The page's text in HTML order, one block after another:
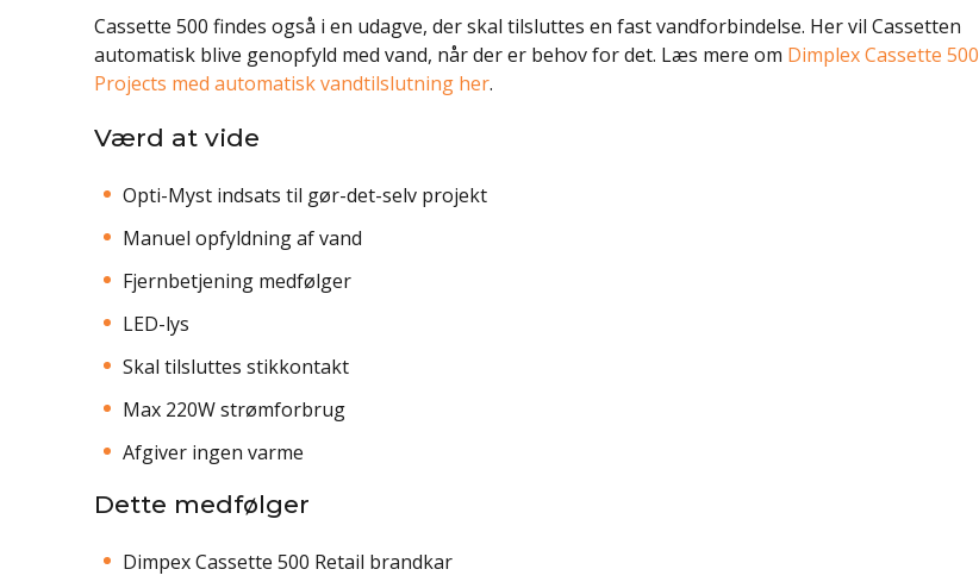
Cassette 500 findes også i en udagve, der skal tilsluttes en fast vandforbindelse. Her vil Cassetten
automatisk blive genopfyld med vand, når der er behov for det. Læs mere om Dimplex Cassette 500
Projects med automatisk vandtilslutning her.
Værd at vide
Opti-Myst indsats til gør-det-selv projekt
Manuel opfyldning af vand
Fjernbetjening medfølger
LED-lys
Skal tilsluttes stikkontakt
Max 220W strømforbrug
Afgiver ingen varme
Dette medfølger
Dimpex Cassette 500 Retail brandkar